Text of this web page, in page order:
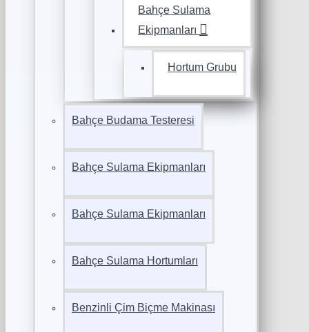
Bahçe Sulama
Ekipmanları
Hortum Grubu
Bahçe Budama Testeresi
Bahçe Sulama Ekipmanları
Bahçe Sulama Ekipmanları
Bahçe Sulama Hortumları
Benzinli Çim Biçme Makinası